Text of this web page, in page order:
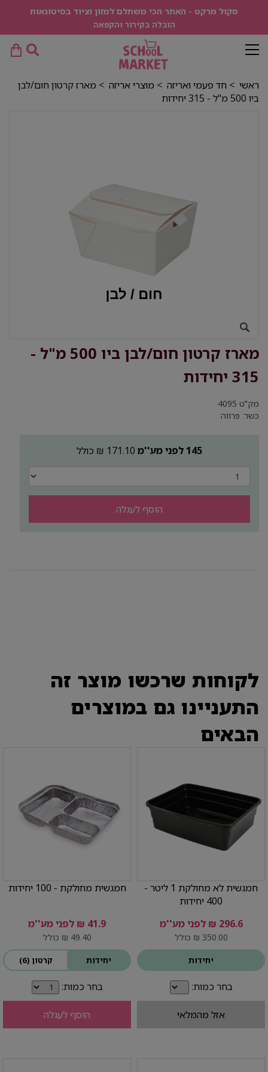
סקול מרקט - האתר הכי משתלם למזון וציוד בסיטונאות
הובלה בקירור והקפאה
ראשי > חד פעמי ואריזה > מוצרי אריזה > מארז קרטון חום/לבן
ביו 500 מ"ל - 315 יחידות
מארז קרטון חום/לבן ביו 500 מ"ל -
315 יחידות
מק"ט 4095
כשר: פרווה
145 לפני מע''מ 171.10 ₪ כולל
הוסף לעגלה
לקוחות שרכשו מוצר זה
התעניינו גם במוצרים
הבאים
חמגשית לא מחולקת 1 ליטר -
400 יחידות
296.6 ₪ לפני מע''מ
350.00 ₪ כולל
יחידות
בחר כמות:
אזל מהמלאי
חמגשית מחולקת - 100 יחידות
41.9 ₪ לפני מע''מ
49.40 ₪ כולל
יחידות קרטון (6)
בחר כמות:
הוסף לעגלה